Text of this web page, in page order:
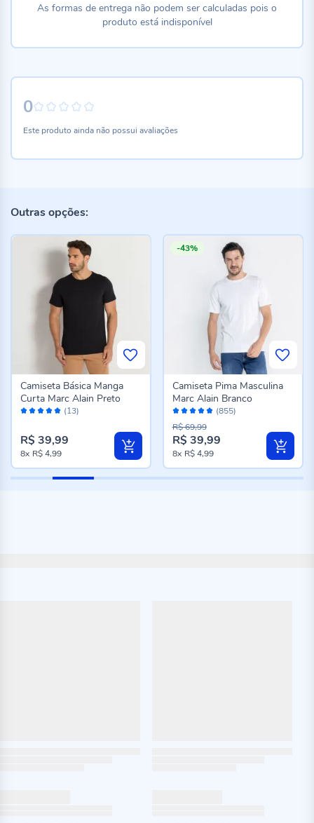
0
Este produto ainda não possui avaliações
As formas de entrega não podem ser calculadas pois o
produto está indisponível
Outras opções:
Avaliação: (13)
Camiseta Básica Manga
Curta Marc Alain Preto
R$ 39,99
8x R$ 4,99
-43%
Avaliação:
96%
(855)
Camiseta Pima Masculina
Marc Alain Branco
R$ 39,99
R$ 69,99
8x R$ 4,99